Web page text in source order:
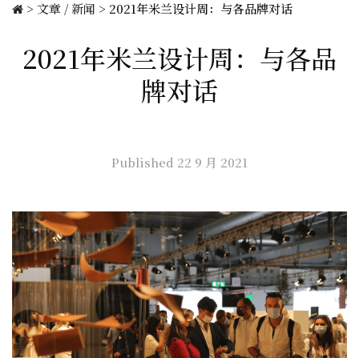
> 文章 / 新闻 > 2021年米兰设计周：与各品牌对话
2021年米兰设计周：与各品
牌对话
Published 22 9 月 2021